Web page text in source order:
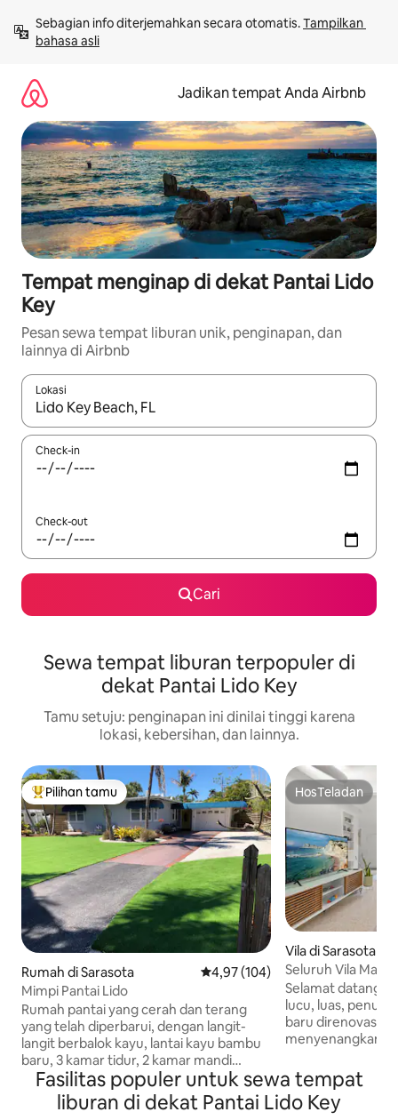
langsung
lihat
Sebagian info diterjemahkan secara otomatis. Tampilkan
bahasa asli
Jadikan tempat Anda Airbnb
Tempat menginap di dekat Pantai Lido
Key
Pesan sewa tempat liburan unik, penginapan, dan
lainnya di Airbnb
Lokasi
Jika hasil yang dicari tersedia, telusuri dengan tombol panah
Check-in
Check-out
Cari
Sewa tempat liburan terpopuler di
dekat Pantai Lido Key
Tamu setuju: penginapan ini dinilai tinggi karena
lokasi, kebersihan, dan lainnya.
Pilihan tamu terpopuler
Pilihan tamu
Rumah di Sarasota Nilai rata-rata 4,97 dari 5, 104
4,97 (104)
Mimpi Pantai Lido
Rumah pantai yang cerah dan terang
yang telah diperbarui, dengan langit-
langit berbalok kayu, lantai kayu bambu
baru, 3 kamar tidur, 2 kamar mandi
lengkap, kamar tidur utama dengan
kamar mandi en-suite, 2 tempat tidur
queen, 2 tempat tidur twin, dapur
HosTeladan
HosTeladan
Vila di Sarasota
Seluruh Vila
Lido
Selamat datang di
lucu, luas, penuh
baru direnovasi.
menyenangkan
terletak 1 blok
terkenal di dunia,
St Armand's
Fasilitas populer untuk sewa tempat
liburan di dekat Pantai Lido Key